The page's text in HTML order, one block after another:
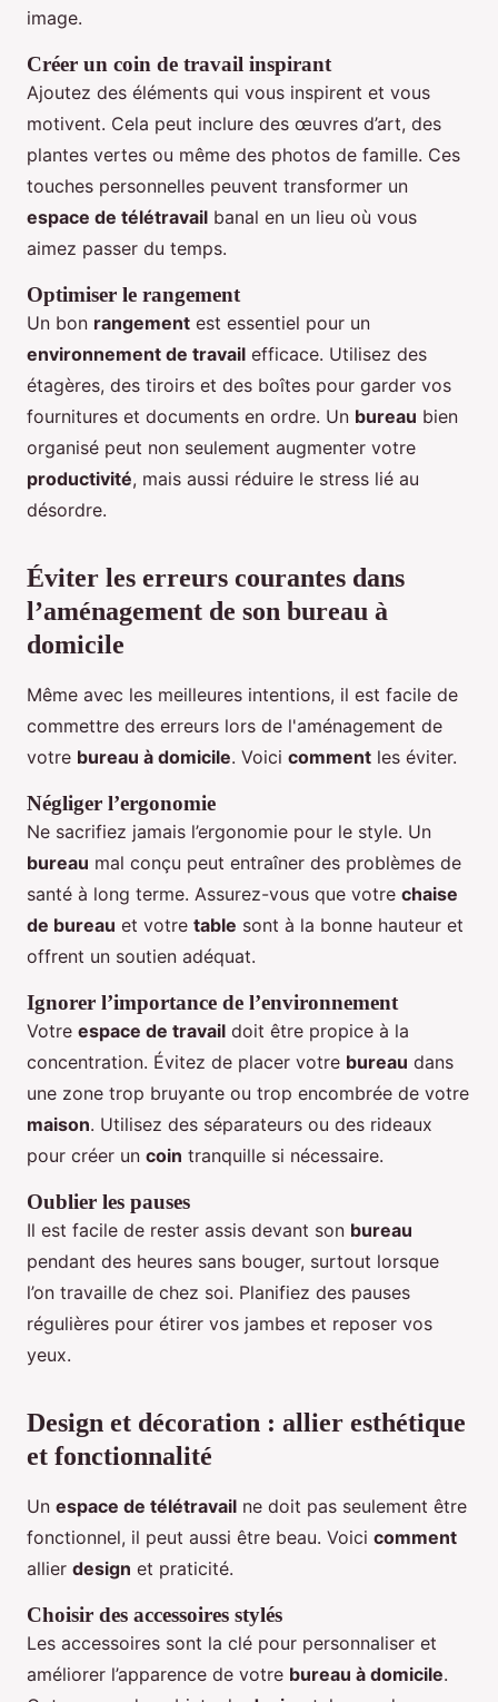
image.
Créer un coin de travail inspirant
Ajoutez des éléments qui vous inspirent et vous
motivent. Cela peut inclure des œuvres d’art, des
plantes vertes ou même des photos de famille. Ces
touches personnelles peuvent transformer un
espace de télétravail banal en un lieu où vous
aimez passer du temps.
Optimiser le rangement
Un bon rangement est essentiel pour un
environnement de travail efficace. Utilisez des
étagères, des tiroirs et des boîtes pour garder vos
fournitures et documents en ordre. Un bureau bien
organisé peut non seulement augmenter votre
productivité, mais aussi réduire le stress lié au
désordre.
Éviter les erreurs courantes dans
l’aménagement de son bureau à
domicile
Même avec les meilleures intentions, il est facile de
commettre des erreurs lors de l'aménagement de
votre bureau à domicile. Voici comment les éviter.
Négliger l’ergonomie
Ne sacrifiez jamais l’ergonomie pour le style. Un
bureau mal conçu peut entraîner des problèmes de
santé à long terme. Assurez-vous que votre chaise
de bureau et votre table sont à la bonne hauteur et
offrent un soutien adéquat.
Ignorer l’importance de l’environnement
Votre espace de travail doit être propice à la
concentration. Évitez de placer votre bureau dans
une zone trop bruyante ou trop encombrée de votre
maison. Utilisez des séparateurs ou des rideaux
pour créer un coin tranquille si nécessaire.
Oublier les pauses
Il est facile de rester assis devant son bureau
pendant des heures sans bouger, surtout lorsque
l’on travaille de chez soi. Planifiez des pauses
régulières pour étirer vos jambes et reposer vos
yeux.
Design et décoration : allier esthétique
et fonctionnalité
Un espace de télétravail ne doit pas seulement être
fonctionnel, il peut aussi être beau. Voici comment
allier design et praticité.
Choisir des accessoires stylés
Les accessoires sont la clé pour personnaliser et
améliorer l’apparence de votre bureau à domicile.